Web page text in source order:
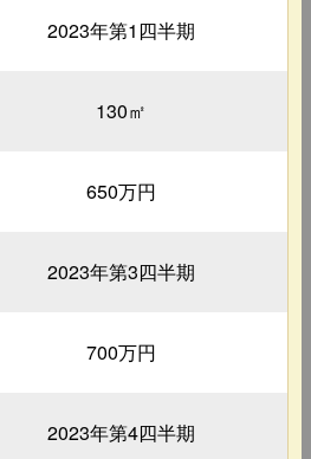
2023年第1四半期
130㎡
650万円
2023年第3四半期
700万円
2023年第4四半期